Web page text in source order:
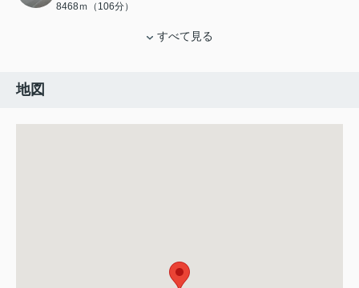
8468ｍ（106分）
すべて見る
地図